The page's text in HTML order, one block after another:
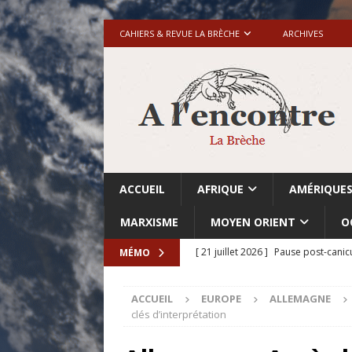
CAHIERS & REVUE LA BRÈCHE ARCHIVES
ACCUEIL AFRIQUE AMÉRIQUES
MARXISME MOYEN ORIENT
MÉMO [ 21 juillet 2026 ] Pause post-
[ 18 juillet 2026 ] Israël-Palestine.
ACCUEIL EUROPE ALLEMAGNE
clés d’interprétation